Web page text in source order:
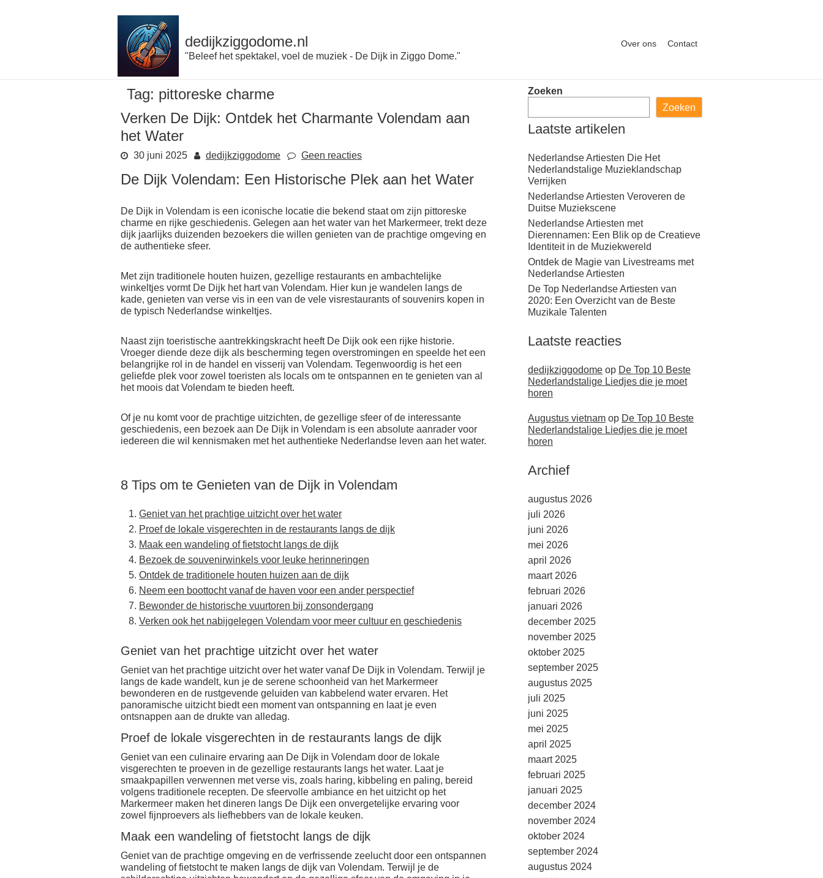
dedijkziggodome.nl
"Beleef het spektakel, voel de muziek - De Dijk in Ziggo Dome."
Over ons Contact
Tag: pittoreske charme
Verken De Dijk: Ontdek het Charmante Volendam aan
het Water
30 juni 2025 dedijkziggodome Geen reacties
De Dijk Volendam: Een Historische Plek aan het Water
De Dijk in Volendam is een iconische locatie die bekend staat om zijn pittoreske
charme en rijke geschiedenis. Gelegen aan het water van het Markermeer, trekt deze
dijk jaarlijks duizenden bezoekers die willen genieten van de prachtige omgeving en
de authentieke sfeer.
Met zijn traditionele houten huizen, gezellige restaurants en ambachtelijke
winkeltjes vormt De Dijk het hart van Volendam. Hier kun je wandelen langs de
kade, genieten van verse vis in een van de vele visrestaurants of souvenirs kopen in
de typisch Nederlandse winkeltjes.
Naast zijn toeristische aantrekkingskracht heeft De Dijk ook een rijke historie.
Vroeger diende deze dijk als bescherming tegen overstromingen en speelde het een
belangrijke rol in de handel en visserij van Volendam. Tegenwoordig is het een
geliefde plek voor zowel toeristen als locals om te ontspannen en te genieten van al
het moois dat Volendam te bieden heeft.
Of je nu komt voor de prachtige uitzichten, de gezellige sfeer of de interessante
geschiedenis, een bezoek aan De Dijk in Volendam is een absolute aanrader voor
iedereen die wil kennismaken met het authentieke Nederlandse leven aan het water.
8 Tips om te Genieten van de Dijk in Volendam
Geniet van het prachtige uitzicht over het water
Proef de lokale visgerechten in de restaurants langs de dijk
Maak een wandeling of fietstocht langs de dijk
Bezoek de souvenirwinkels voor leuke herinneringen
Ontdek de traditionele houten huizen aan de dijk
Neem een boottocht vanaf de haven voor een ander perspectief
Bewonder de historische vuurtoren bij zonsondergang
Verken ook het nabijgelegen Volendam voor meer cultuur en geschiedenis
Geniet van het prachtige uitzicht over het water
Geniet van het prachtige uitzicht over het water vanaf De Dijk in Volendam. Terwijl je
langs de kade wandelt, kun je de serene schoonheid van het Markermeer
bewonderen en de rustgevende geluiden van kabbelend water ervaren. Het
panoramische uitzicht biedt een moment van ontspanning en laat je even
ontsnappen aan de drukte van alledag.
Proef de lokale visgerechten in de restaurants langs de dijk
Geniet van een culinaire ervaring aan De Dijk in Volendam door de lokale
visgerechten te proeven in de gezellige restaurants langs het water. Laat je
smaakpapillen verwennen met verse vis, zoals haring, kibbeling en paling, bereid
volgens traditionele recepten. De sfeervolle ambiance en het uitzicht op het
Markermeer maken het dineren langs De Dijk een onvergetelijke ervaring voor
zowel fijnproevers als liefhebbers van de lokale keuken.
Maak een wandeling of fietstocht langs de dijk
Geniet van de prachtige omgeving en de verfrissende zeelucht door een ontspannen
wandeling of fietstocht te maken langs de dijk van Volendam. Terwijl je de
Zoeken
Zoeken
Laatste artikelen
Nederlandse Artiesten Die Het
Nederlandstalige Muzieklandschap
Verrijken
Nederlandse Artiesten Veroveren de
Duitse Muziekscene
Nederlandse Artiesten met
Dierennamen: Een Blik op de Creatieve
Identiteit in de Muziekwereld
Ontdek de Magie van Livestreams met
Nederlandse Artiesten
De Top Nederlandse Artiesten van
2020: Een Overzicht van de Beste
Muzikale Talenten
Laatste reacties
dedijkziggodome op De Top 10 Beste
Nederlandstalige Liedjes die je moet
horen
Augustus vietnam op De Top 10 Beste
Nederlandstalige Liedjes die je moet
horen
Archief
augustus 2026
juli 2026
juni 2026
mei 2026
april 2026
maart 2026
februari 2026
januari 2026
december 2025
november 2025
oktober 2025
september 2025
augustus 2025
juli 2025
juni 2025
mei 2025
april 2025
maart 2025
februari 2025
januari 2025
december 2024
november 2024
oktober 2024
september 2024
augustus 2024